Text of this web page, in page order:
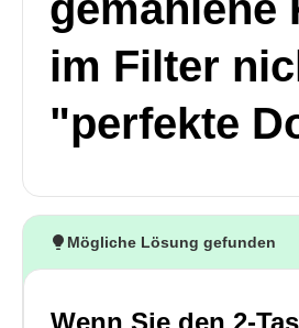
im Filter
"perfekte
Mögliche Lösung gefunden
Wenn Sie den 2-